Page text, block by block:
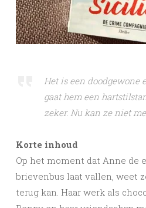
Het is een doodgewone
gaat hem een
zeker. Nu kan ze niet
Korte inhoud
Op het moment dat Anne de
brievenbus laat vallen, weet
terug kan. Haar werk als